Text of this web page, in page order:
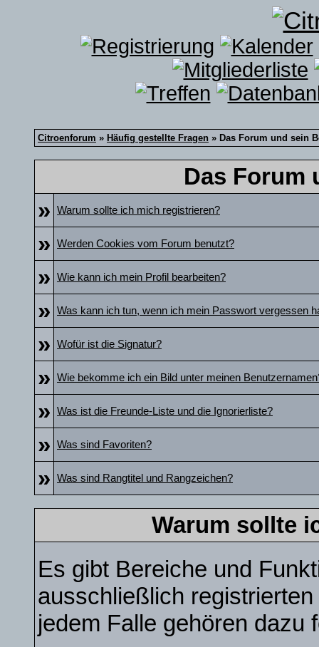
Citroenforum » Häufig gestellte Fragen » Das Forum und sein
Das Forum
» Warum sollte ich mich registrieren?
» Werden Cookies vom Forum benutzt?
» Wie kann ich mein Profil bearbeiten?
» Was kann ich tun, wenn ich mein Passwort vergessen
» Wofür ist die Signatur?
» Wie bekomme ich ein Bild unter meinen
» Was ist die Freunde-Liste und die Ignorierliste?
» Was sind Favoriten?
» Was sind Rangtitel und Rangzeichen?
Warum sollte
Es gibt Bereiche und
ausschließlich
jedem Falle gehören dazu